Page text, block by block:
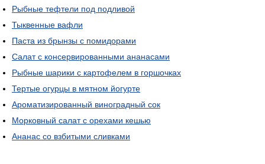
Рыбные тефтели под подливой
Тыквенные вафли
Паста из брынзы с помидорами
Салат с консервированными ананасами
Рыбные шарики с картофелем в горшочках
Тертые огурцы в мятном йогурте
Ароматизированный виноградный сок
Морковный салат с орехами кешью
Ананас со взбитыми сливками